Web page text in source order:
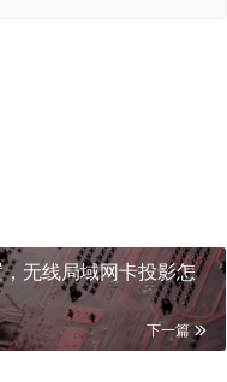
无线局域网卡投影怎
下一篇